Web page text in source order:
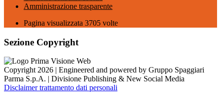
Amministrazione trasparente
Pagina visualizzata 3705 volte
Sezione Copyright
Copyright 2026 | Engineered and powered by Gruppo Spaggiari
Parma S.p.A. | Divisione Publishing & New Social Media
Disclaimer trattamento dati personali